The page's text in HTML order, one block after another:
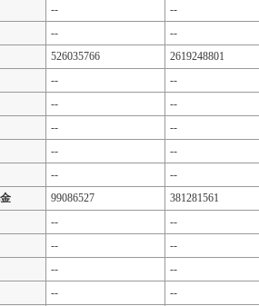
-- --
-- --
526035766 2619248801
-- --
-- --
-- --
-- --
-- --
99086527 381281561
-- --
-- --
-- --
-- --